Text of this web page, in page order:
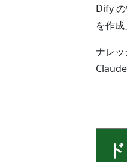
Dify
を作成
ナレ